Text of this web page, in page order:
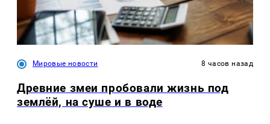
Мировые новости 8 часов назад
Древние змеи пробовали жизнь под
землёй, на суше и в воде